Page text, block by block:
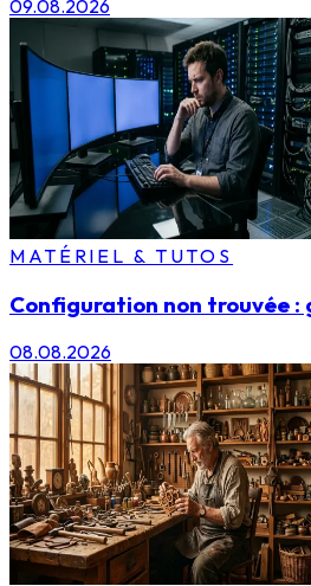
09.08.2026
MATÉRIEL & TUTOS
Configuration non trouvée :
08.08.2026